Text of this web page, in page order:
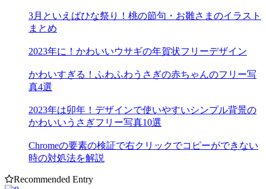
3月といえばひな祭り！桃の節句・お雛さまのイラスト
まとめ
2023年に！かわいいウサギの年賀状フリーデザイン
かわいすぎる！ふわふわうさぎの赤ちゃんのフリー写
真4選
2023年は卯年！デザインで使いやすいシンプル背景の
かわいいうさぎフリー写真10選
Chromeの要素の検証で右クリックでコピーができない
時の対処法を解説
Recommended Entry